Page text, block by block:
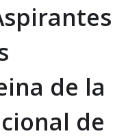
de la
de